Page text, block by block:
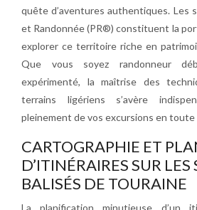
quête d’aventures authentiques. Les
et Randonnée (PR®) constituent la
explorer ce territoire riche en
Que vous soyez randonneur
expérimenté, la maîtrise des
terrains ligériens s’avère
pleinement de vos excursions en
CARTOGRAPHIE ET
D’ITINÉRAIRES SUR LES
BALISÉS DE TOURAINE